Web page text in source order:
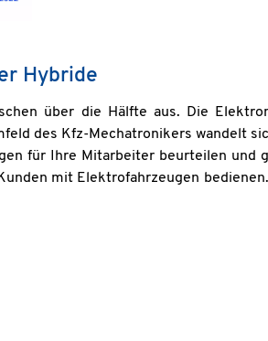
Hybride
über die Hälfte aus. Die
des Kfz-Mechatronikers wandelt
für Ihre Mitarbeiter beurteilen und
mit Elektrofahrzeugen